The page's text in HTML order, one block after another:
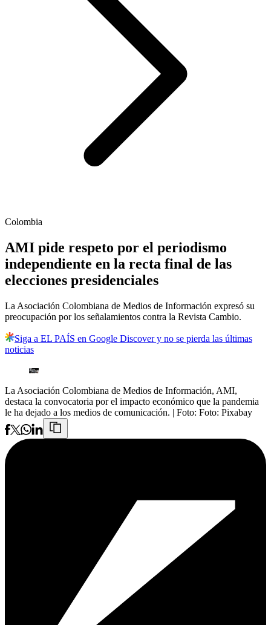
Colombia
AMI pide respeto por el periodismo
independiente en la recta final de las
elecciones presidenciales
La Asociación Colombiana de Medios de Información expresó su
preocupación por los señalamientos contra la Revista Cambio.
Siga a EL PAÍS en Google Discover y no se pierda las últimas
noticias
La Asociación Colombiana de Medios de Información, AMI,
destaca la convocatoria por el impacto económico que la pandemia
le ha dejado a los medios de comunicación. | Foto: Foto: Pixabay